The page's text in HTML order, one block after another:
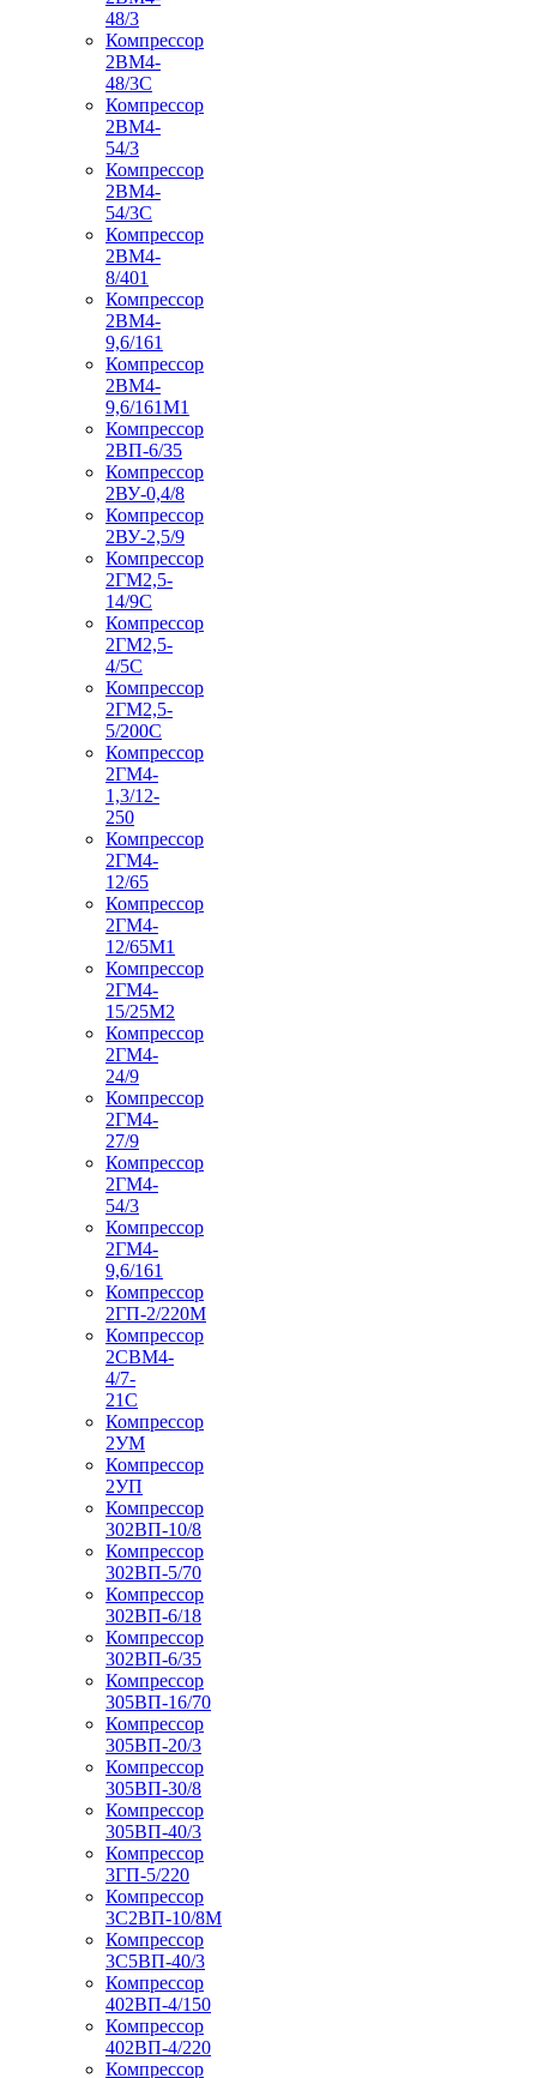
48/3
Компрессор
2ВМ4-
48/3С
Компрессор
2ВМ4-
54/3
Компрессор
2ВМ4-
54/3С
Компрессор
2ВМ4-
8/401
Компрессор
2ВМ4-
9,6/161
Компрессор
2ВМ4-
9,6/161М1
Компрессор
2ВП-6/35
Компрессор
2ВУ-0,4/8
Компрессор
2ВУ-2,5/9
Компрессор
2ГМ2,5-
14/9С
Компрессор
2ГМ2,5-
4/5С
Компрессор
2ГМ2,5-
5/200С
Компрессор
2ГМ4-
1,3/12-
250
Компрессор
2ГМ4-
12/65
Компрессор
2ГМ4-
12/65М1
Компрессор
2ГМ4-
15/25М2
Компрессор
2ГМ4-
24/9
Компрессор
2ГМ4-
27/9
Компрессор
2ГМ4-
54/3
Компрессор
2ГМ4-
9,6/161
Компрессор
2ГП-2/220М
Компрессор
2СВМ4-
4/7-
21С
Компрессор
2УМ
Компрессор
2УП
Компрессор
302ВП-10/8
Компрессор
302ВП-5/70
Компрессор
302ВП-6/18
Компрессор
302ВП-6/35
Компрессор
305ВП-16/70
Компрессор
305ВП-20/3
Компрессор
305ВП-30/8
Компрессор
305ВП-40/3
Компрессор
3ГП-5/220
Компрессор
3С2ВП-10/8М
Компрессор
3С5ВП-40/3
Компрессор
402ВП-4/150
Компрессор
402ВП-4/220
Компрессор